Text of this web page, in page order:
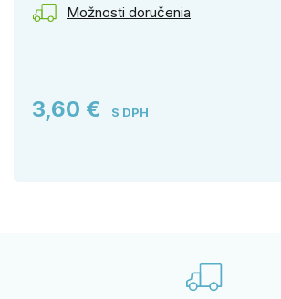
Možnosti doručenia
3,60 € S DPH